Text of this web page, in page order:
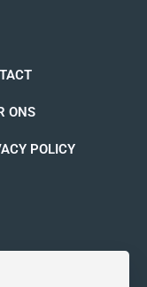
ONS
POLICY